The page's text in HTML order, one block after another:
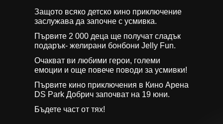
Защото всяко детско кино приключение
заслужава да започне с усмивка.
Първите 2 000 деца ще получат сладък
подарък- желирани бонбони Jelly Fun.
Очакват ви любими герои, големи
емоции и още повече поводи за усмивки!
Първите кино приключения в Кино Арена
DS Park Добрич започват на 19 юни.
Бъдете част от тях!